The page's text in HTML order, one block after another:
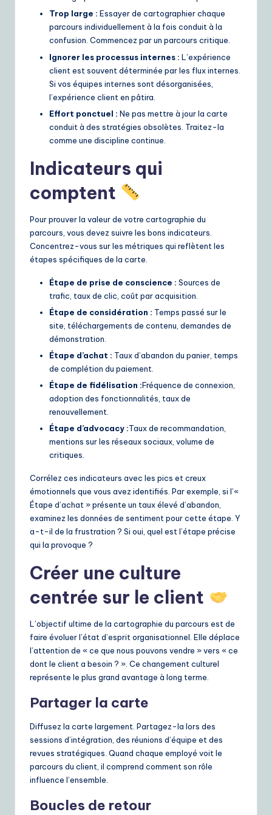
Trop large : Essayer de cartographier chaque
parcours individuellement à la fois conduit à la
confusion. Commencez par un parcours critique.
Ignorer les processus internes : L’expérience
client est souvent déterminée par les flux internes.
Si vos équipes internes sont désorganisées,
l’expérience client en pâtira.
Effort ponctuel : Ne pas mettre à jour la carte
conduit à des stratégies obsolètes. Traitez-la
comme une discipline continue.
Indicateurs qui
comptent
Pour prouver la valeur de votre cartographie du
parcours, vous devez suivre les bons indicateurs.
Concentrez-vous sur les métriques qui reflètent les
étapes spécifiques de la carte.
Étape de prise de conscience : Sources de
trafic, taux de clic, coût par acquisition.
Étape de considération : Temps passé sur le
site, téléchargements de contenu, demandes de
démonstration.
Étape d’achat : Taux d’abandon du panier, temps
de complétion du paiement.
Étape de fidélisation :Fréquence de connexion,
adoption des fonctionnalités, taux de
renouvellement.
Étape d’advocacy :Taux de recommandation,
mentions sur les réseaux sociaux, volume de
critiques.
Corrélez ces indicateurs avec les pics et creux
émotionnels que vous avez identifiés. Par exemple, si l’«
Étape d’achat » présente un taux élevé d’abandon,
examinez les données de sentiment pour cette étape. Y
a-t-il de la frustration ? Si oui, quel est l’étape précise
qui la provoque ?
Créer une culture
centrée sur le client
L’objectif ultime de la cartographie du parcours est de
faire évoluer l’état d’esprit organisationnel. Elle déplace
l’attention de « ce que nous pouvons vendre » vers « ce
dont le client a besoin ? ». Ce changement culturel
représente le plus grand avantage à long terme.
Partager la carte
Diffusez la carte largement. Partagez-la lors des
sessions d’intégration, des réunions d’équipe et des
revues stratégiques. Quand chaque employé voit le
parcours du client, il comprend comment son rôle
influence l’ensemble.
Boucles de retour